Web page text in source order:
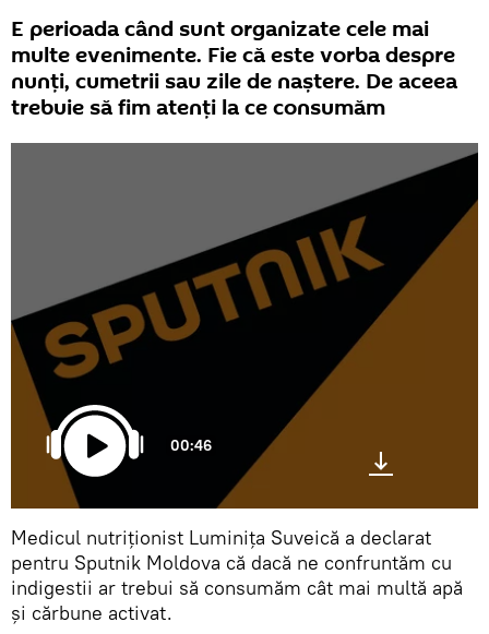
E perioada când sunt organizate cele mai
multe evenimente. Fie că este vorba despre
nunți, cumetrii sau zile de naștere. De aceea
trebuie să fim atenți la ce consumăm
00:46
Medicul nutriționist Luminița Suveică a declarat
pentru Sputnik Moldova că dacă ne confruntăm cu
indigestii ar trebui să consumăm cât mai multă apă
și cărbune activat.